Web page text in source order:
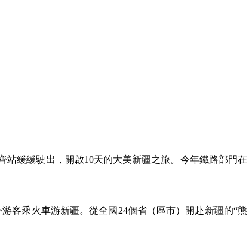
站緩緩駛出，開啟10天的大美新疆之旅。今年鐵路部門在
客乘火車游新疆。從全國24個省（區市）開赴新疆的“熊